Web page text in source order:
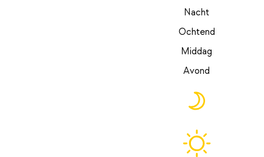
Nacht
Ochtend
Middag
Avond